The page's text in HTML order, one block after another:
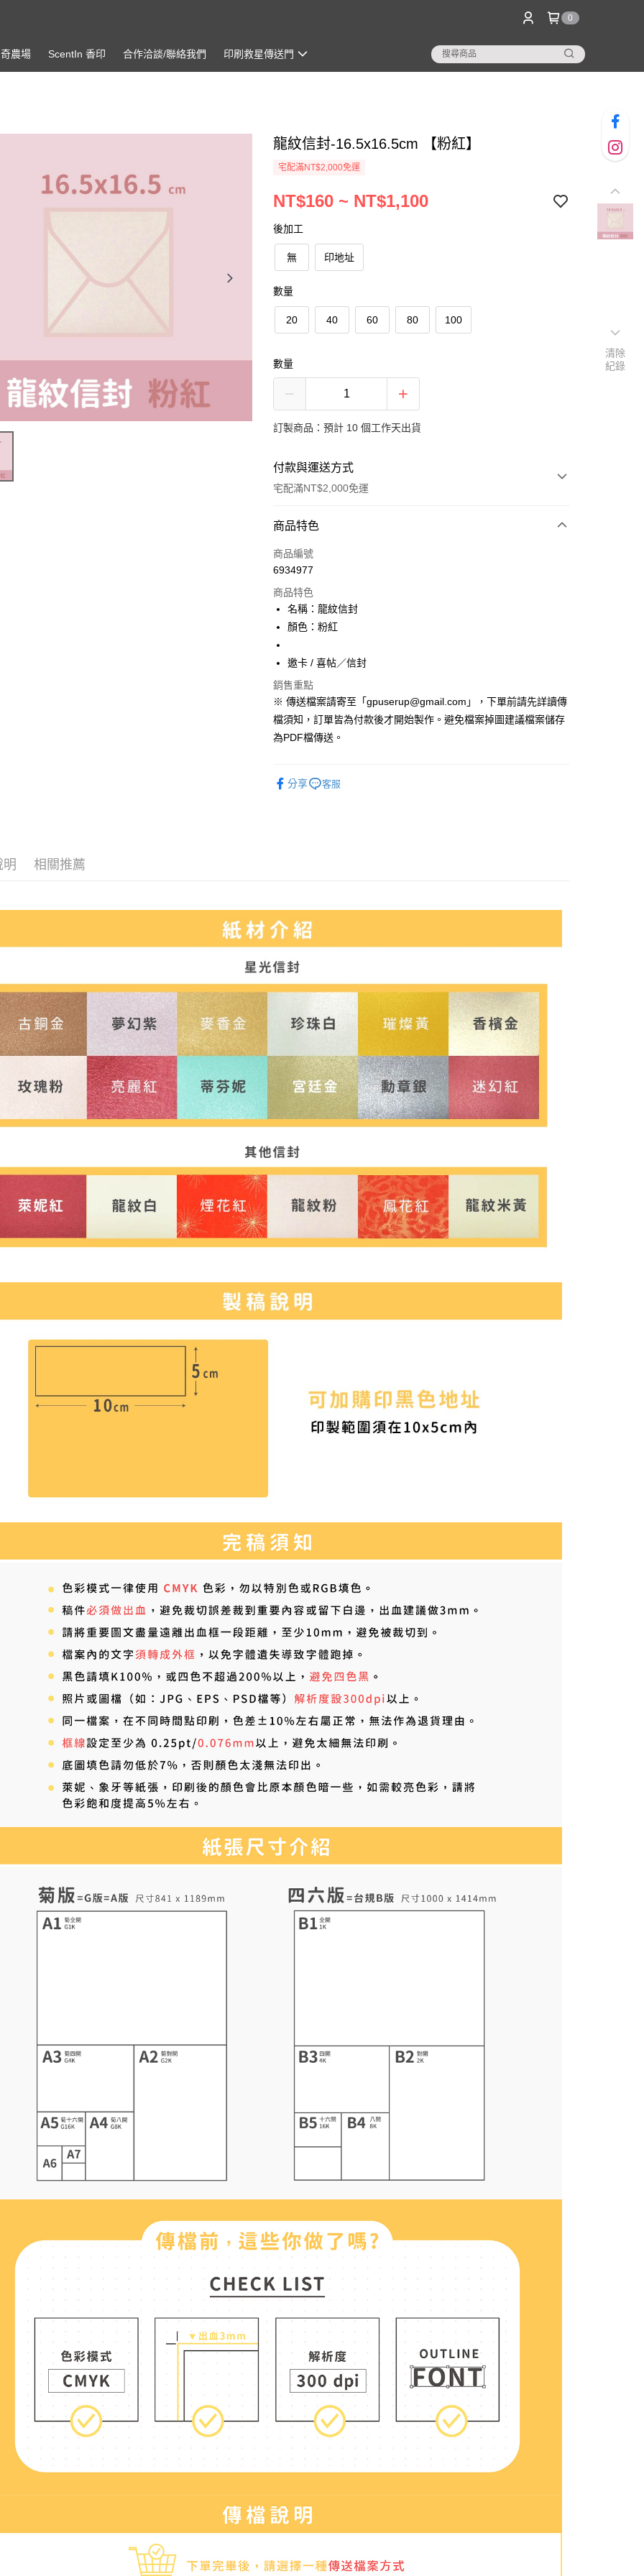
0
農場 ScentIn 香印 合作洽談/聯絡我們 印刷救星傳送門
龍紋信封-16.5x16.5cm 【粉紅】
宅配滿NT$2,000免運
NT$160 ~ NT$1,100
後加工
無 印地址
數量
20 40 60 80 100
數量
訂製商品：預計 10 個工作天出貨
付款與運送方式
宅配滿NT$2,000免運
付款方式
信用卡一次付款
運送方式
每筆NT$70
7-11取貨付款
每筆NT$70
宅配
便利袋
商品特色
商品編號
6934977
商品特色
名稱：龍紋信封
顏色：粉紅
邀卡 / 喜帖／信封
銷售重點
※ 傳送檔案請寄至「gpuserup@gmail.com」，下單前請先詳讀傳
檔須知，訂單皆為付款後才開始製作。避免檔案掉圖建議檔案儲存
為PDF檔傳送。
分享 客服
明 相關推薦
清除
紀錄